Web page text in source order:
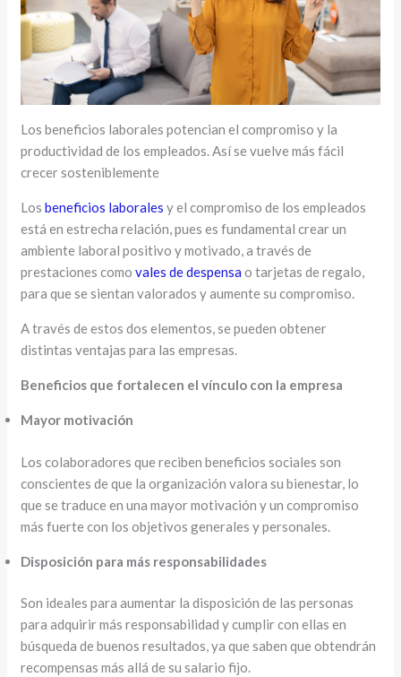
Los beneficios laborales potencian el compromiso y la
productividad de los empleados. Así se vuelve más fácil
crecer sosteniblemente
Losbeneficios laborales y el compromiso de los empleados
está en estrecha relación, pues es fundamental crear un
ambiente laboral positivo y motivado, a través de
prestaciones comovales de despensa o tarjetas de regalo,
para que se sientan valorados y aumente su compromiso.
A través de estos dos elementos, se pueden obtener
distintas ventajas para las empresas.
Beneficios que fortalecen el vínculo con la empresa
Mayor motivación
Los colaboradores que reciben beneficios sociales son
conscientes de que la organización valora su bienestar, lo
que se traduce en una mayor motivación y un compromiso
más fuerte con los objetivos generales y personales.
Disposición para más responsabilidades
Son ideales para aumentar la disposición de las personas
para adquirir más responsabilidad y cumplir con ellas en
búsqueda de buenos resultados, ya que saben que obtendrán
recompensas más allá de su salario fijo.